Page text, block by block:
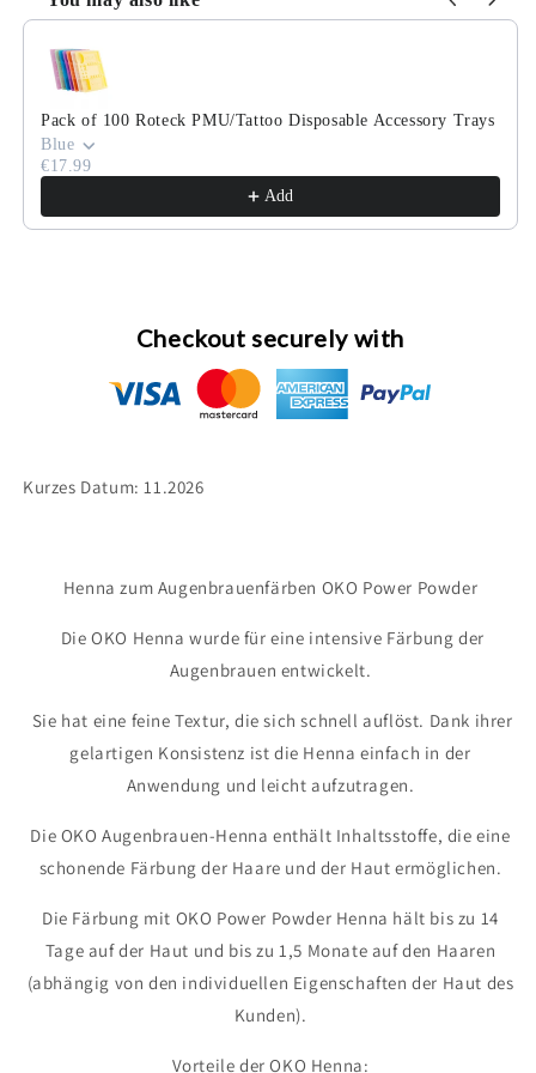
5g-
5g-
Use the Previous and Next buttons to navigate through
Pack of 100 Roteck PMU/Tattoo Disposable Accessory Trays
Blue
€17.99
Add
Checkout securely with
Kurzes Datum: 11.2026
Henna zum Augenbrauenfärben OKO Power Powder
Die OKO Henna wurde für eine intensive Färbung der
Augenbrauen entwickelt.
Sie hat eine feine Textur, die sich schnell auflöst. Dank ihrer
gelartigen Konsistenz ist die Henna einfach in der
Anwendung und leicht aufzutragen.
Die OKO Augenbrauen-Henna enthält Inhaltsstoffe, die eine
schonende Färbung der Haare und der Haut ermöglichen.
Die Färbung mit OKO Power Powder Henna hält bis zu 14
Tage auf der Haut und bis zu 1,5 Monate auf den Haaren
(abhängig von den individuellen Eigenschaften der Haut des
Kunden).
Vorteile der OKO Henna: